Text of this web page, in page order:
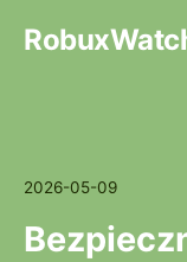
2026-05-09